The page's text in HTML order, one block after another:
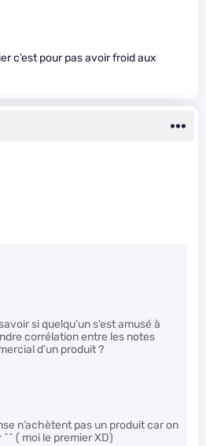
c’est pour pas avoir froid aux
si quelqu’un s’est amusé à
corrélation entre les notes
d’un produit ?
n’achètent pas un produit car on
( moi le premier XD)